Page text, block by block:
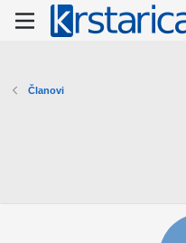
Članovi